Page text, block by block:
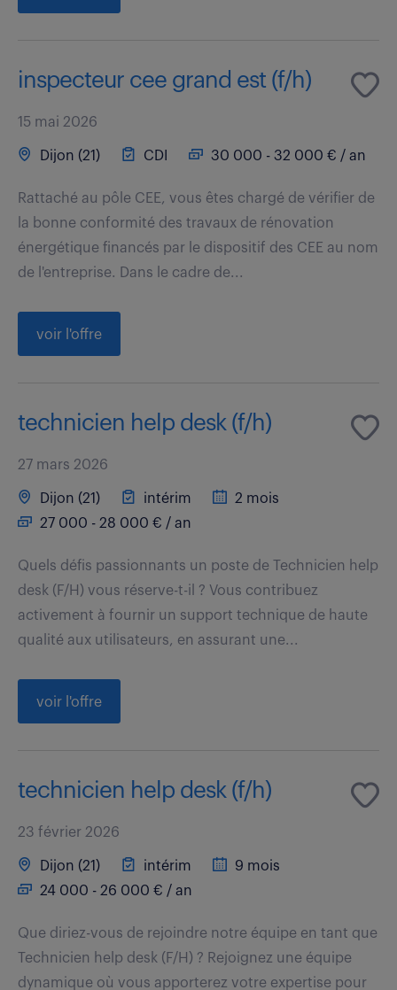
inspecteur cee grand est (f/h)
15 mai 2026
Dijon (21) CDI 30 000 - 32 000 € / an
Rattaché au pôle CEE, vous êtes chargé de vérifier de
la bonne conformité des travaux de rénovation
énergétique financés par le dispositif des CEE au nom
de l'entreprise. Dans le cadre de...
voir l'offre
technicien help desk (f/h)
27 mars 2026
Dijon (21) intérim
2 mois
27 000 - 28 000 € / an
Quels défis passionnants un poste de Technicien help
desk (F/H) vous réserve-t-il ? Vous contribuez
activement à fournir un support technique de haute
qualité aux utilisateurs, en assurant une...
voir l'offre
technicien help desk (f/h)
23 février 2026
Dijon (21) intérim
9 mois
24 000 - 26 000 € / an
Que diriez-vous de rejoindre notre équipe en tant que
Technicien help desk (F/H) ? Rejoignez une équipe
dynamique où vous apporterez votre expertise pour